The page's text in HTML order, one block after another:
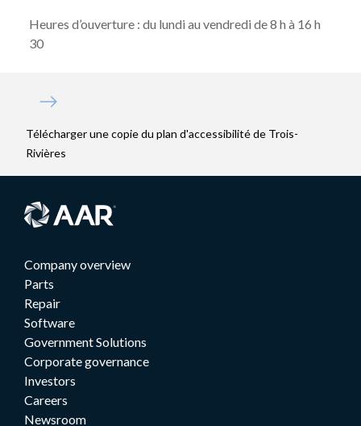
Heures d’ouverture : du lundi au vendredi de 8 h à 16 h
30
Télécharger une copie du plan d'accessibilité de Trois-
Rivières
Company overview
Parts
Repair
Software
Government Solutions
Corporate governance
Investors
Careers
Newsroom